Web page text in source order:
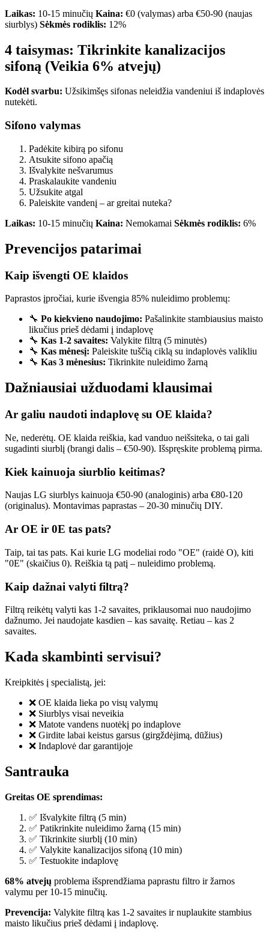
Laikas: 10-15 minučių Kaina: €0 (valymas) arba €50-90 (naujas
siurblys) Sėkmės rodiklis: 12%
4 taisymas: Tikrinkite kanalizacijos
sifoną (Veikia 6% atvejų)
Kodėl svarbu: Užsikimšęs sifonas neleidžia vandeniui iš indaplovės
nutekėti.
Sifono valymas
Padėkite kibirą po sifonu
Atsukite sifono apačią
Išvalykite nešvarumus
Praskalaukite vandeniu
Užsukite atgal
Paleiskite vandenį – ar greitai nuteka?
Laikas: 10-15 minučių Kaina: Nemokamai Sėkmės rodiklis: 6%
Prevencijos patarimai
Kaip išvengti OE klaidos
Paprastos įpročiai, kurie išvengia 85% nuleidimo problemų:
🔧 Po kiekvieno naudojimo: Pašalinkite stambiausius maisto
likučius prieš dėdami į indaplovę
🔧 Kas 1-2 savaites: Valykite filtrą (5 minutės)
🔧 Kas mėnesį: Paleiskite tuščią ciklą su indaplovės valikliu
🔧 Kas 3 mėnesius: Tikrinkite nuleidimo žarną
Dažniausiai užduodami klausimai
Ar galiu naudoti indaplovę su OE klaida?
Ne, nederėtų. OE klaida reiškia, kad vanduo neišsiteka, o tai gali
sugadinti siurblį (brangi dalis – €50-90). Išspręskite problemą pirma.
Kiek kainuoja siurblio keitimas?
Naujas LG siurblys kainuoja €50-90 (analoginis) arba €80-120
(originalus). Montavimas paprastas – 20-30 minučių DIY.
Ar OE ir 0E tas pats?
Taip, tai tas pats. Kai kurie LG modeliai rodo "OE" (raidė O), kiti
"0E" (skaičius 0). Reiškia tą patį – nuleidimo problemą.
Kaip dažnai valyti filtrą?
Filtrą reikėtų valyti kas 1-2 savaites, priklausomai nuo naudojimo
dažnumo. Jei naudojate kasdien – kas savaitę. Retiau – kas 2
savaites.
Kada skambinti servisui?
Kreipkitės į specialistą, jei:
❌ OE klaida lieka po visų valymų
❌ Siurblys visai neveikia
❌ Matote vandens nuotėkį po indaplove
❌ Girdite labai keistus garsus (girgždėjimą, dūžius)
❌ Indaplovė dar garantijoje
Santrauka
Greitas OE sprendimas:
✅ Išvalykite filtrą (5 min)
✅ Patikrinkite nuleidimo žarną (15 min)
✅ Tikrinkite siurblį (10 min)
✅ Valykite kanalizacijos sifoną (10 min)
✅ Testuokite indaplovę
68% atvejų problema išsprendžiama paprastu filtro ir žarnos
valymu per 10-15 minučių.
Prevencija: Valykite filtrą kas 1-2 savaites ir nuplaukite stambius
maisto likučius prieš dėdami į indaplovę.